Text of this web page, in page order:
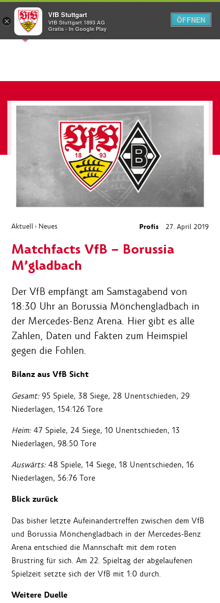
Menü
Aktuell › Neues Profis 27. April 2019
Matchfacts VfB – Borussia
M’gladbach
Der VfB empfängt am Samstagabend von
18:30 Uhr an Borussia Mönchengladbach in
der Mercedes-Benz Arena. Hier gibt es alle
Zahlen, Daten und Fakten zum Heimspiel
gegen die Fohlen.
Bilanz aus VfB Sicht
Gesamt:95 Spiele, 38 Siege, 28 Unentschieden, 29
Niederlagen, 154:126 Tore
Heim:47 Spiele, 24 Siege, 10 Unentschieden, 13
Niederlagen, 98:50 Tore
Auswärts:48 Spiele, 14 Siege, 18 Unentschieden, 16
Niederlagen, 56:76 Tore
Blick zurück
Das bisher letzte Aufeinandertreffen zwischen dem VfB
und Borussia Mönchengladbach in der Mercedes-Benz
Arena entschied die Mannschaft mit dem roten
Brustring für sich. Am 22. Spieltag der abgelaufenen
Spielzeit setzte sich der VfB mit 1:0 durch.
Weitere Duelle
×
VfB Stuttgart
VfB Stuttgart 1893 AG
Gratis - In Google Play
ÖFFNEN